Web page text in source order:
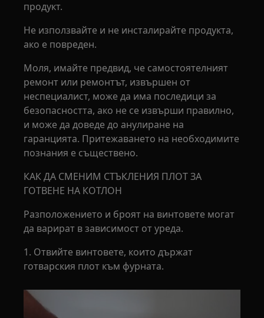
продукт.
Не използвайте и не инсталирайте продукта,
ако е повреден.
Моля, имайте предвид, че самостоятелният
ремонт или ремонтът, извършен от
неспециалист, може да има последици за
безопасността, ако не се извърши правилно,
и може да доведе до анулиране на
гаранцията. Притежаването на необходимите
познания е съществено.
КАК ДА СМЕНИМ СТЪКЛЕНИЯ ПЛОТ ЗА
ГОТВЕНЕ НА КОТЛОН
Разположението и броят на винтовете могат
да варират в зависимост от уреда.
1. Отвийте винтовете, които държат
готварския плот към фурната.